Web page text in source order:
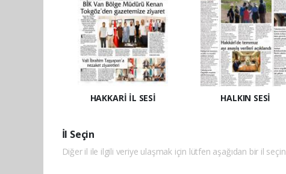
HAKKARİ İL SESİ HALKIN SESİ
İl Seçin
Diğer il ile ilgili veriye ulaşmak için lütfen aşağıdan bir il seçin